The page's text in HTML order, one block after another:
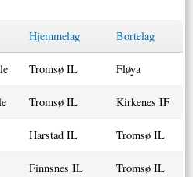
Hjemmelag Bortelag
Tromsø IL Fløya
Tromsø IL Kirkenes IF
Harstad IL Tromsø IL
Finnsnes IL Tromsø IL